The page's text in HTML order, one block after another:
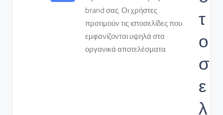
brand σας. Οι χρήστες
προτιμούν τις ιστοσελίδες που
εμφανίζονται υψηλά στα
οργανικά αποτελέσματα.
τ
ο
σ
ε
λ